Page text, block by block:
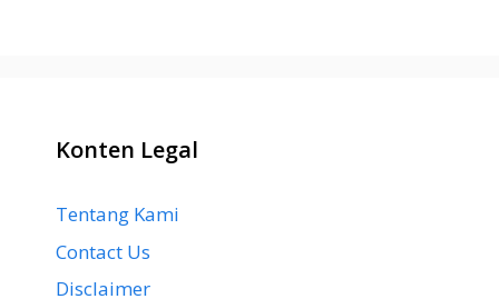
Konten Legal
Tentang Kami
Contact Us
Disclaimer